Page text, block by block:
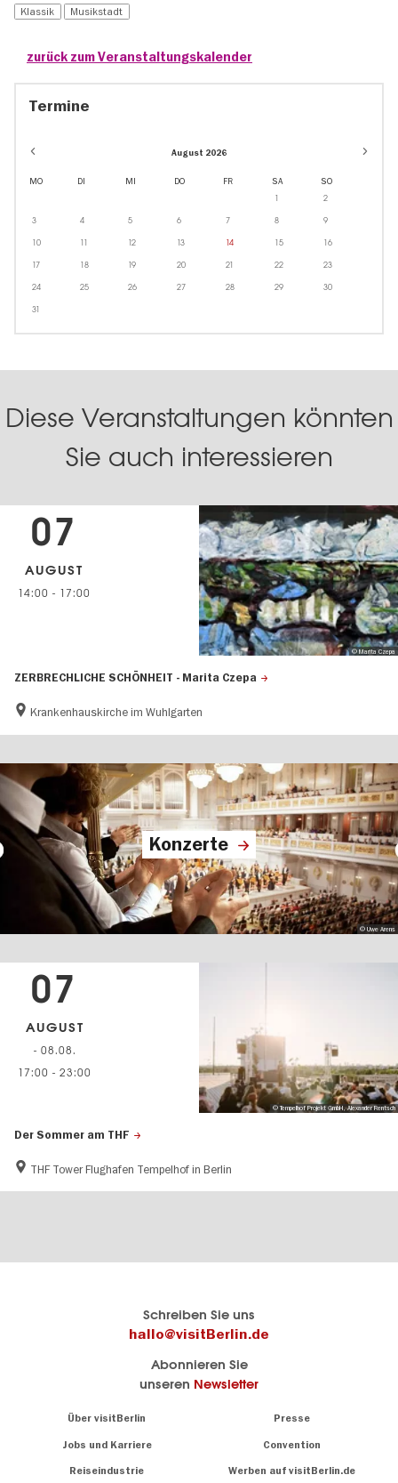
Klassik Musikstadt
zurück zum Veranstaltungskalender
Termine
August 2026
MO DI MI DO FR SA SO
1 2
3 4 5 6 7 8 9
10 11 12 13 14 15 16
17 18 19 20 21 22 23
24 25 26 27 28 29 30
31
Diese Veranstaltungen könnten
Sie auch interessieren
ZERBRECHLICHE SCHÖNHEIT - Marita Czepa
Krankenhauskirche im Wuhlgarten
07
AUGUST
14:00 - 17:00
© Marita Czepa
Konzerte
© Uwe Arens
Der Sommer am THF
THF Tower Flughafen Tempelhof in Berlin
07
AUGUST
- 08.08.
17:00 - 23:00
© Tempelhof Projekt GmbH, Alexander Rentsch
Schreiben Sie uns
hallo@visitBerlin.de
Abonnieren Sie
unseren Newsletter
Über visitBerlin Presse
Jobs und Karriere Convention
Reiseindustrie Werben auf visitBerlin.de
sind
für Sie da.
Insidertipps